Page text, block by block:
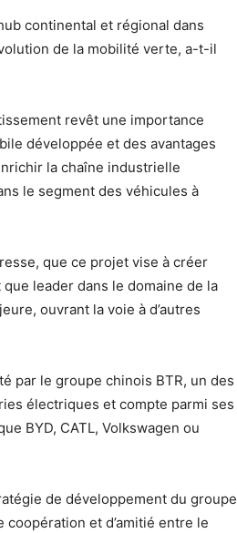
continental et régional dans
de la mobilité verte, a-t-il
revêt une importance
développée et des avantages
la chaîne industrielle
le segment des véhicules à
que ce projet vise à créer
leader dans le domaine de la
ouvrant la voie à d’autres
par le groupe chinois BTR, un des
électriques et compte parmi ses
BYD, CATL, Volkswagen ou
de développement du groupe
et d’amitié entre le